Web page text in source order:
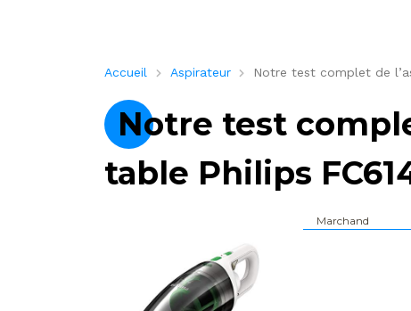
Accueil Aspirateur Notre test complet de
Notre test
table Philips
Marchand